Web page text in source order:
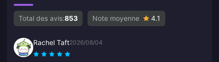
Total des avis:853 Note moyenne 4.1
Rachel Taft2026/08/04